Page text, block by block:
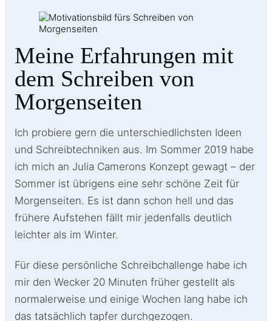
Meine Erfahrungen mit
dem Schreiben von
Morgenseiten
Ich probiere gern die unterschiedlichsten Ideen
und Schreibtechniken aus. Im Sommer 2019 habe
ich mich an Julia Camerons Konzept gewagt – der
Sommer ist übrigens eine sehr schöne Zeit für
Morgenseiten. Es ist dann schon hell und das
frühere Aufstehen fällt mir jedenfalls deutlich
leichter als im Winter.
Für diese persönliche Schreibchallenge habe ich
mir den Wecker 20 Minuten früher gestellt als
normalerweise und einige Wochen lang habe ich
das tatsächlich tapfer durchgezogen.